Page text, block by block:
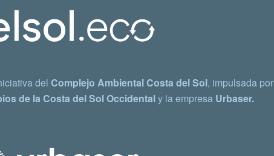
del Complejo Ambiental Costa del Sol, impulsada por
de la Costa del Sol Occidentaly la empresa Urbaser.